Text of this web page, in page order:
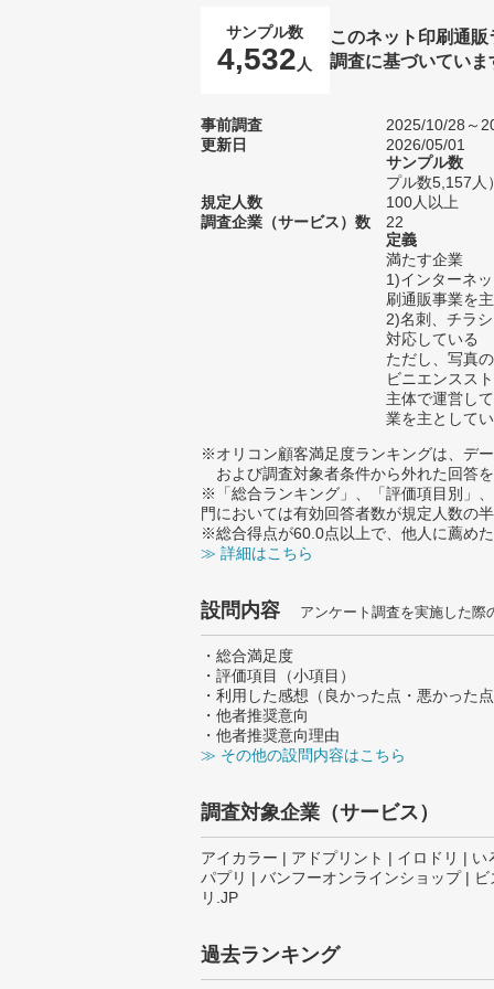
サンプル数
4,532 人
このネット印刷通
調査に基づいていま
事前調査
2025/10/28～
更新日
2026/05/01
サンプル数
プル数5,157人
規定人数
100人以上
調査企業（サービス）数
22
定義
満たす企業
1)インターネ
刷通販事業を
2)名刺、チラ
対応している
ただし、写真
ビニエンスス
主体で運営し
業を主として
※オリコン顧客満足度ランキングは、デ
および調査対象者条件から外れた回答
※「総合ランキング」、「評価項目別」
門においては有効回答者数が規定人数の
※総合得点が60.0点以上で、他人に薦め
≫ 詳細はこちら
設問内容 アンケート調査を実施した際
・総合満足度
・評価項目（小項目）
・利用した感想（良かった点・悪かった
・他者推奨意向
・他者推奨意向理由
≫ その他の設問内容はこちら
調査対象企業（サービス）
アイカラー | アドプリント | イロドリ |
パプリ | バンフーオンラインショップ |
リ.JP
過去ランキング